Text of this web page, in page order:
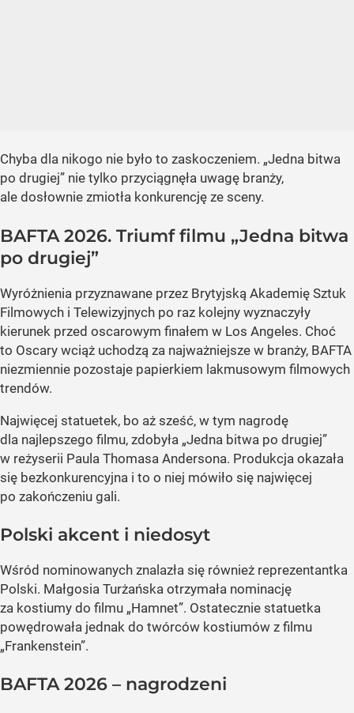
Chyba dla nikogo nie było to zaskoczeniem. „Jedna bitwa
po drugiej” nie tylko przyciągnęła uwagę branży,
ale dosłownie zmiotła konkurencję ze sceny.
BAFTA 2026. Triumf filmu „Jedna bitwa
po drugiej”
Wyróżnienia przyznawane przez Brytyjską Akademię Sztuk
Filmowych i Telewizyjnych po raz kolejny wyznaczyły
kierunek przed oscarowym finałem w Los Angeles. Choć
to Oscary wciąż uchodzą za najważniejsze w branży, BAFTA
niezmiennie pozostaje papierkiem lakmusowym filmowych
trendów.
Najwięcej statuetek, bo aż sześć, w tym nagrodę
dla najlepszego filmu, zdobyła „Jedna bitwa po drugiej”
w reżyserii Paula Thomasa Andersona. Produkcja okazała
się bezkonkurencyjna i to o niej mówiło się najwięcej
po zakończeniu gali.
Polski akcent i niedosyt
Wśród nominowanych znalazła się również reprezentantka
Polski. Małgosia Turżańska otrzymała nominację
za kostiumy do filmu „Hamnet”. Ostatecznie statuetka
powędrowała jednak do twórców kostiumów z filmu
„Frankenstein”.
BAFTA 2026 – nagrodzeni